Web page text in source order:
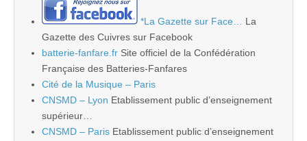
*La Gazette sur Face… La
Gazette des Cuivres sur Facebook
batterie-fanfare.fr Site officiel de la Confédération
Française des Batteries-Fanfares
Cité de la Musique – Paris
CNSMD – Lyon Etablissement public d’enseignement
supérieur…
CNSMD – Paris Etablissement public d’enseignement